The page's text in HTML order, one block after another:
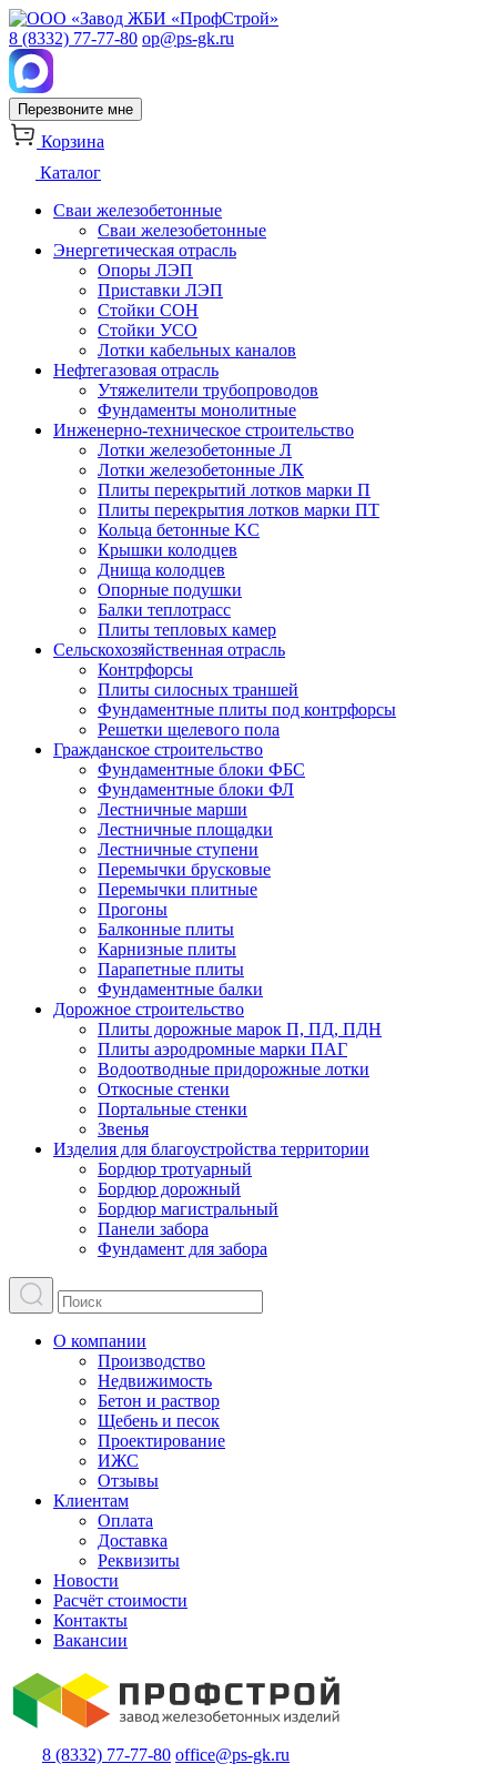
8 (8332) 77-77-80 op@ps-gk.ru
Перезвоните мне
Корзина
Каталог
Сваи железобетонные
Сваи железобетонные
Энергетическая отрасль
Опоры ЛЭП
Приставки ЛЭП
Стойки СОН
Стойки УСО
Лотки кабельных каналов
Нефтегазовая отрасль
Утяжелители трубопроводов
Фундаменты монолитные
Инженерно-техническое строительство
Лотки железобетонные Л
Лотки железобетонные ЛК
Плиты перекрытий лотков марки П
Плиты перекрытия лотков марки ПТ
Кольца бетонные KC
Крышки колодцев
Днища колодцев
Опорные подушки
Балки теплотрасс
Плиты тепловых камер
Сельскохозяйственная отрасль
Контрфорсы
Плиты силосных траншей
Фундаментные плиты под контрфорсы
Решетки щелевого пола
Гражданское строительство
Фундаментные блоки ФБС
Фундаментные блоки ФЛ
Лестничные марши
Лестничные площадки
Лестничные ступени
Перемычки брусковые
Перемычки плитные
Прогоны
Балконные плиты
Карнизные плиты
Парапетные плиты
Фундаментные балки
Дорожное строительство
Плиты дорожные марок П, ПД, ПДН
Плиты аэродромные марки ПАГ
Водоотводные придорожные лотки
Откосные стенки
Портальные стенки
Звенья
Изделия для благоустройства территории
Бордюр тротуарный
Бордюр дорожный
Бордюр магистральный
Панели забора
Фундамент для забора
О компании
Производство
Недвижимость
Бетон и раствор
Щебень и песок
Проектирование
ИЖС
Отзывы
Клиентам
Оплата
Доставка
Реквизиты
Новости
Расчёт стоимости
Контакты
Вакансии
8 (8332) 77-77-80 office@ps-gk.ru